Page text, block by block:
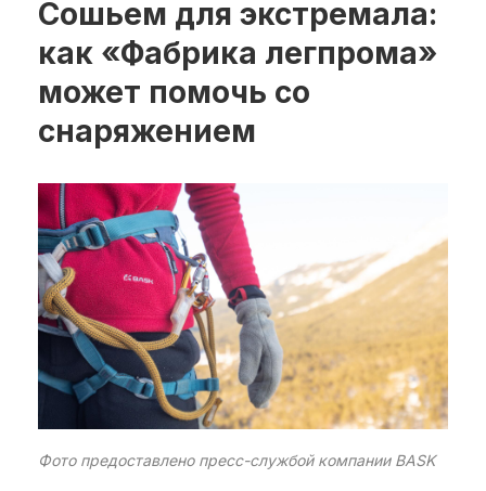
Рубрики
Интеллектуальная собственность
и креативные индустрии
Кино и театр
Искусство
Дизайн и мода
Реклама и маркетинг
Архитектура и урбанистика
Медиа
Сошьем для экстремала:
как «Фабрика легпрома»
может помочь со
снаряжением
Фото предоставлено пресс-службой компании BASK